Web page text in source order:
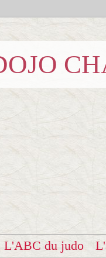
L'ABC du judo